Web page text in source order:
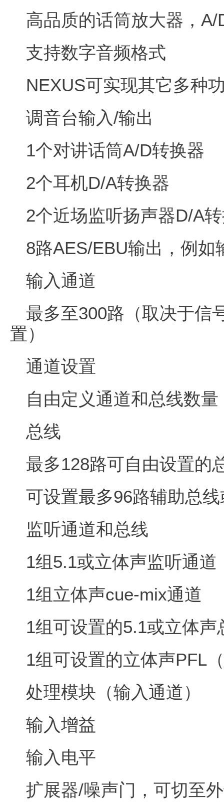
高品质的话筒放大器，A/
支持数字音频格式
NEXUS可实现其它多种
调音台输入/输出
1个对讲话筒A/D转换器
2个耳机D/A转换器
2个近场监听扬声器D/A
8路AES/EBU输出，例如
输入通道
最多至300路（取决于信
置）
通道设置
自由定义通道和总线数量
总线
最多128路可自由设置的
可设置最多96路辅助总
监听通道和总线
1组5.1或立体声监听通道
1组立体声cue-mix通道
1组可设置的5.1或立体声
1组可设置的立体声PFL
处理模块（输入通道）
输入增益
输入电平
扩展器/噪声门，可切至